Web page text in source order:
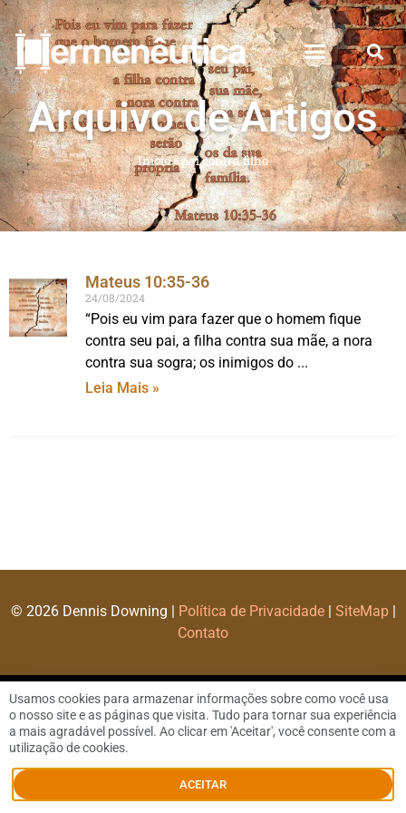
Arquivo de Artigos
Início»pai contra filho
Mateus 10:35-36
24/08/2024
“Pois eu vim para fazer que o homem fique
contra seu pai, a filha contra sua mãe, a nora
contra sua sogra; os inimigos do
Leia Mais »
© 2026 Dennis Downing | Política de Privacidade| SiteMap|
Contato
Usamos cookies para armazenar informações sobre como você usa
o nosso site e as páginas que visita. Tudo para tornar sua experiência
a mais agradável possível. Ao clicar em 'Aceitar', você consente com a
utilização de cookies.
ACEITAR